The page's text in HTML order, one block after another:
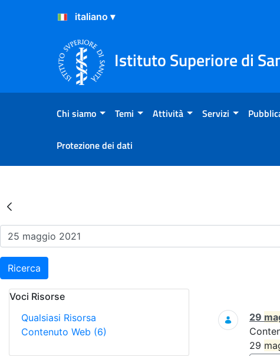
Salta al Contenuto
Salta al Footer
Istituto Superiore di
Chi siamo Temi Attività Servizi
Protezione dei dati
Risultati della Ricerca - Eventi
Ricerca
Voci Risorse
Qualsiasi Risorsa
Contenuto Web (6)
Ricerca
29
29